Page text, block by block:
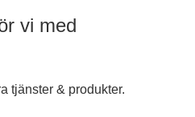
vi med
tjänster & produkter.